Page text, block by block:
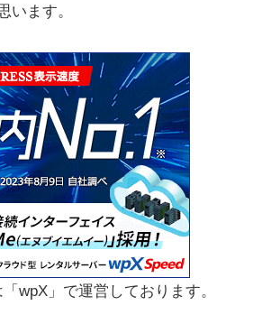
います。
wpX」で運営しております。